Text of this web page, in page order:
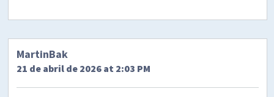
MartinBak
21 de abril de 2026 at 2:03 PM